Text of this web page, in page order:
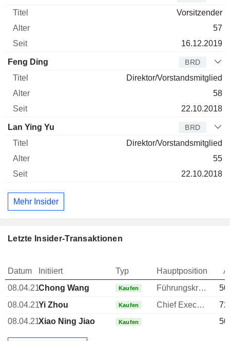
Vorsitzender
57
16.12.2019
Feng Ding BRD
Direktor/Vorstandsmitglied
58
22.10.2018
Lan Ying Yu BRD
Direktor/Vorstandsmitglied
55
22.10.2018
Mehr Insider
Letzte Insider-Transaktionen
Datum Initiiert Typ Hauptposition
08.04.21Chong Wang Kaufen Führungskraft / leitender Angestellter
08.04.21Yi Zhou Kaufen Chief Executive Officer (CEO)
08.04.21Xiao Ning Jiao Kaufen